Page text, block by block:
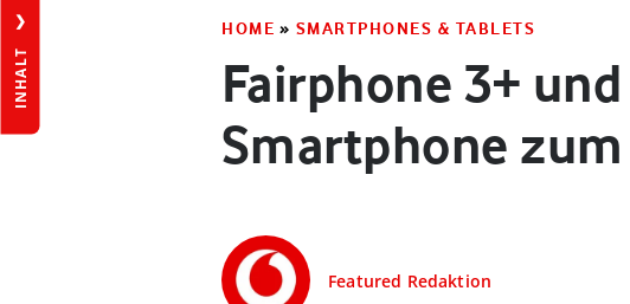
INHALT
HOME » SMARTPHONES & TABLETS
Fairphone 3+
Smartphone
Featured Redaktion